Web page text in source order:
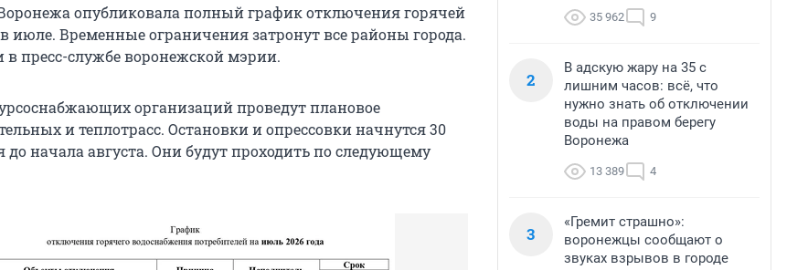
опубликовала полный график отключения горячей
июле. Временные ограничения затронут все районы города.
в пресс-службе воронежской мэрии.
организаций проведут плановое
и теплотрасс. Остановки и опрессовки начнутся 30
начала августа. Они будут проходить по следующему
35 962 9
2
В адскую жару на 35 с
лишним часов: всё, что
нужно знать об отключении
воды на правом берегу
Воронежа
13 389 4
3
«Гремит страшно»:
воронежцы сообщают о
звуках взрывов в городе